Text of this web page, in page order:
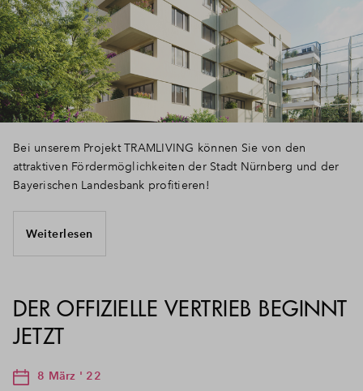
Bei unserem Projekt TRAMLIVING können Sie von den
attraktiven Fördermöglichkeiten der Stadt Nürnberg und der
Bayerischen Landesbank profitieren!
Weiterlesen
DER OFFIZIELLE VERTRIEB BEGINNT
JETZT
8 März ' 22